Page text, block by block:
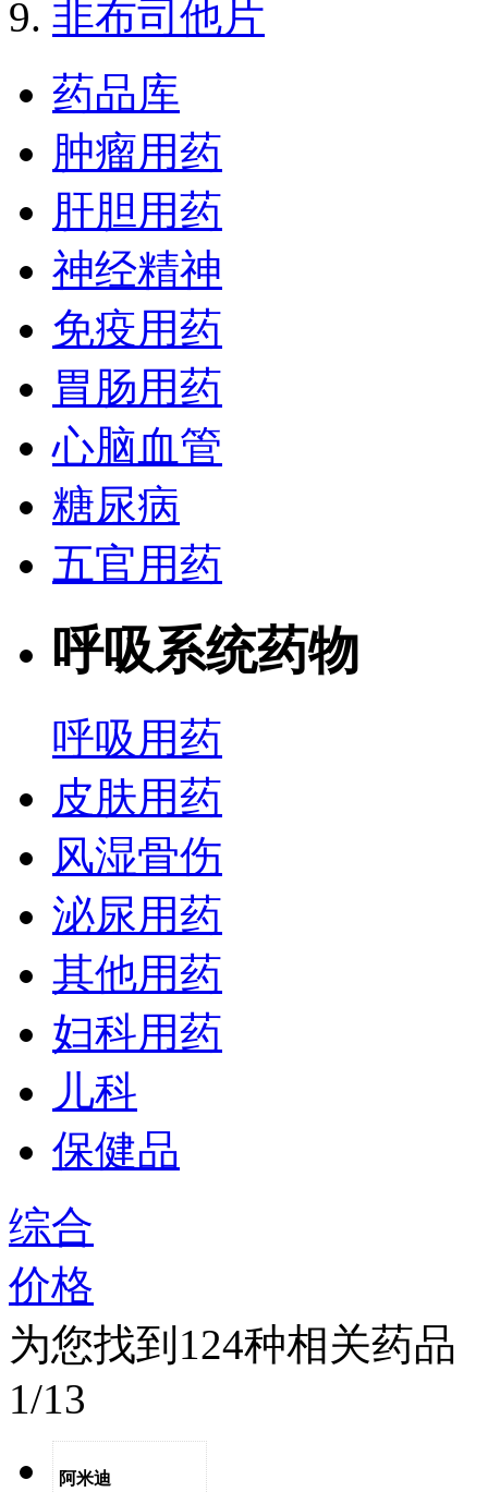
非布司他片
药品库
肿瘤用药
肝胆用药
神经精神
免疫用药
胃肠用药
心脑血管
糖尿病
五官用药
呼吸系统药物
呼吸用药
皮肤用药
风湿骨伤
泌尿用药
其他用药
妇科用药
儿科
保健品
综合
价格
为您找到 124种相关药品
1/13
阿米迪